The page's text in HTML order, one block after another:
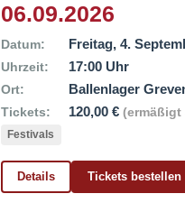
06.09.2026
Datum: Freitag, 4.
Uhrzeit: 17:00 Uhr
Ort: Ballenlager
Tickets: 120,00 € (ermäßigt
Festivals
Details Tickets bestellen